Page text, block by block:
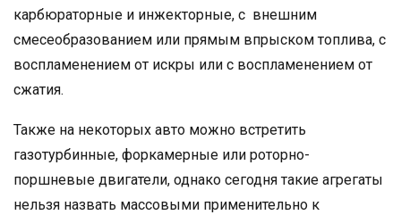
карбюраторные и инжекторные, с внешним
смесеобразованием или прямым впрыском топлива, с
воспламенением от искры или с воспламенением от
сжатия.
Также на некоторых авто можно встретить
газотурбинные, форкамерные или роторно-
поршневые двигатели, однако сегодня такие агрегаты
нельзя назвать массовыми применительно к